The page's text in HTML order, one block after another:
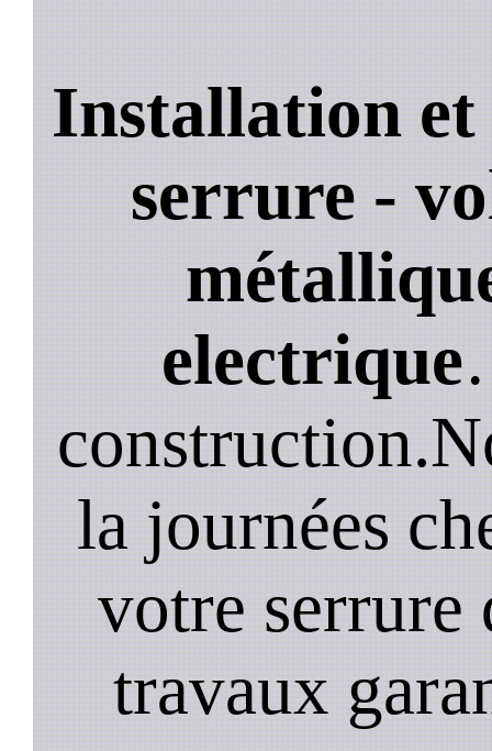
Installation
serrure -
electrique
la journées
votre serrure
travaux